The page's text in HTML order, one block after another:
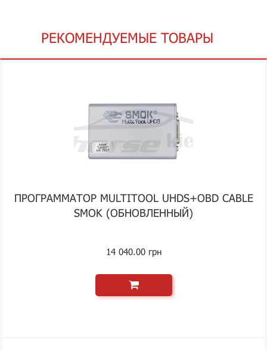
РЕКОМЕНДУЕМЫЕ ТОВАРЫ
ПРОГРАММАТОР MULTITOOL UHDS+OBD CABLE
SMOK (ОБНОВЛЕННЫЙ)
14 040.00 грн